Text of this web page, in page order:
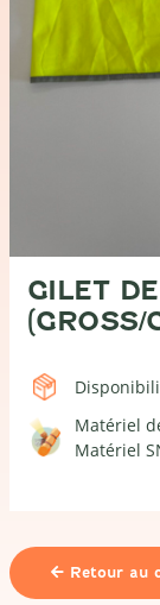
GILET
(GROSS/
Matériel
Matériel
Retour au